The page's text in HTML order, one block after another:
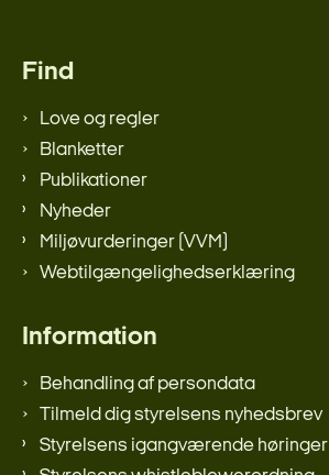
Find
Love og regler
Blanketter
Publikationer
Nyheder
Miljøvurderinger (VVM)
Webtilgængelighedserklæring
Information
Behandling af persondata
Tilmeld dig styrelsens nyhedsbrev
Styrelsens igangværende høringer